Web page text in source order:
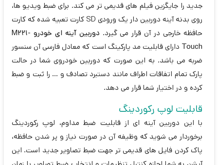
جدید را جایگزین فیلم های قدیمی تر می کند. برای ضبط ویدیو ها،
روی بدنه آینه دوربین دار یک ورودی SD کارت تعبیه شده که کارت
حافظه خارجی در آن قرار می گیرد. دوربین آینه ای خودرو M221-
Touch دارای قابلیت مد پارکینگ است که معادل فارسی آن سنسور
ضربه می باشد. به این صورت که دوربین خودروی شما در حالت
پارک تمام اتفاقات اطراف مانند دستبرد تصادف و ... را ثبت و ضبط
کرده و در اختیار شما قرار می دهد.
قابلیت لوپ رکوردینگ
با این دوربین آینه ای از قابلیت ضبط مداوم، لوپ رکوردینگ
برخوردار می شوید که وظیفه آن در صورت نیاز و پر شدن حافظه،
پاک کردن فایل های قدیمی تر جهت ضبط تصاویر جدید است. این